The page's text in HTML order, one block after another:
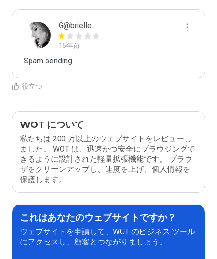
G@brielle
15年前
Spam sending.
役立つ
WOT について
私たちは 200 万以上のウェブサイトをレビューし
ました。 WOT は、迅速かつ安全にブラウジングで
きるように設計された軽量拡張機能です。 ブラウ
ザをクリーンアップし、速度を上げ、個人情報を
保護します。
これはあなたのウェブサイトですか？
ウェブサイトを申請して、WOT のビジネス ツール
にアクセスし、顧客とつながりましょう。